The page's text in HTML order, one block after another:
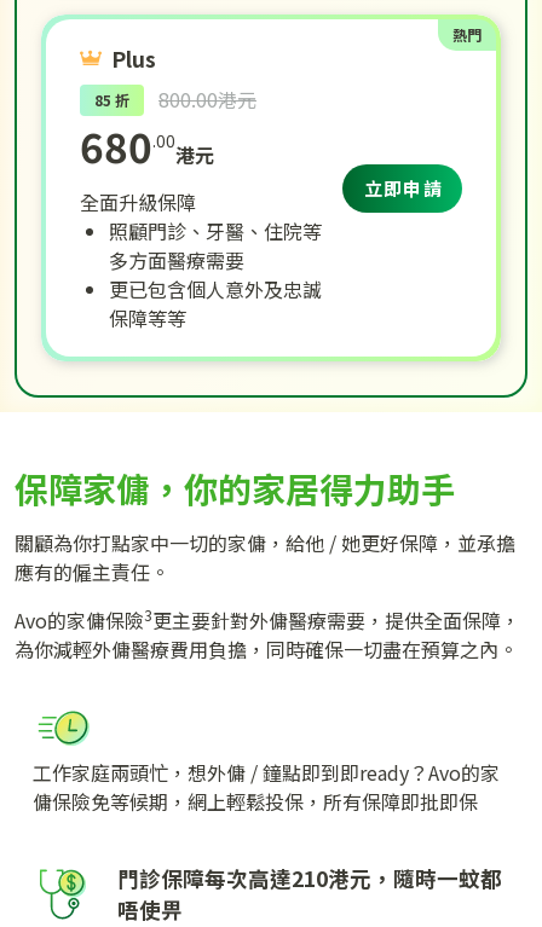
Plus
熱門
85 折 800.00港元
680.00港元
全面升級保障
照顧門診、牙醫、住院等
多方面醫療需要
更已包含個人意外及忠誠
保障等等
立即申請
保障家傭，你的家居得力助手
關顧為你打點家中一切的家傭，給他 / 她更好保障，並承擔
應有的僱主責任。
Avo的家傭保險3更主要針對外傭醫療需要，提供全面保障，
為你減輕外傭醫療費用負擔，同時確保一切盡在預算之內。
工作家庭兩頭忙，想外傭 / 鐘點即到即ready？Avo的家
傭保險免等候期，網上輕鬆投保，所有保障即批即保
門診保障每次高達210港元，隨‍時‍一‍蚊‍都
唔使畀